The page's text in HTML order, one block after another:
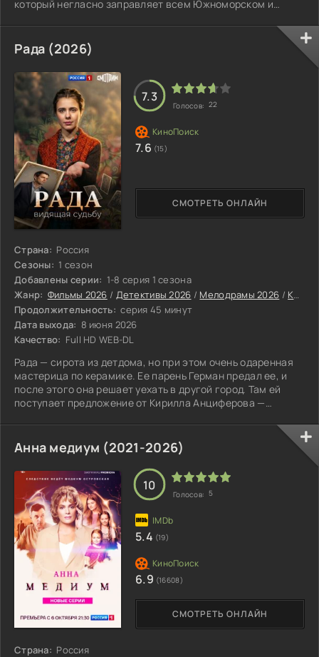
который негласно заправляет всем Южноморском и
Рада (2026)
Страна: Россия
Сезоны: 1 сезон
Добавлены серии: 1-8 серия 1 сезона
Жанр: Фильмы 2026 / Детективы 2026 / Мелодрамы 2026 / Криминальные фильмы 2026
Продолжительность: серия 45 минут
Дата выхода: 8 июня 2026
Качество: Full HD WEB-DL
Рада — сирота из детдома, но при этом очень одаренная
мастерица по керамике. Ее парень Герман предал ее, и
после этого она решает уехать в другой город. Там ей
поступает предложение от Кирилла Анциферова —
СМОТРЕТЬ ОНЛАЙН
7.3
Голосов: 22
7.6 (15)
Анна медиум (2021-2026)
Страна: Россия
СМОТРЕТЬ ОНЛАЙН
10
Голосов: 5
5.4 (19)
6.9 (16608)